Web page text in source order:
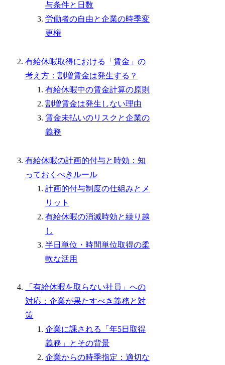
与条件と日数
労働者の自由と企業の時季変
更権
有給休暇取得における「賃金」の
考え方：割増賃金は発生する？
有給休暇中の賃金計算の原則
割増賃金は発生しない理由
賃金未払いのリスクと企業の
義務
有給休暇の計画的付与と時効：知
っておくべきルール
計画的付与制度の仕組みとメ
リット
有給休暇の消滅時効と繰り越
し
半日単位・時間単位取得の柔
軟な活用
「有給休暇を取らない社員」への
対応：企業が果たすべき義務と対
策
企業に課される「年5日取得
義務」とその背景
企業からの時季指定：適切な